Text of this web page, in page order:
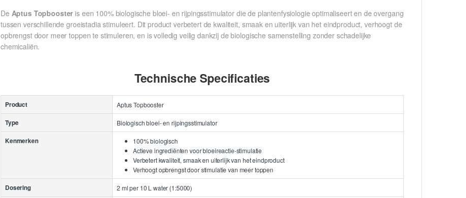
De Aptus Topbooster is een 100% biologische bloei- en rijpingsstimulator die de plantenfysiologie optimaliseert en de overgang
tussen verschillende groeistadia stimuleert. Dit product verbetert de kwaliteit, smaak en uiterlijk van het eindproduct, verhoogt de
opbrengst door meer toppen te stimuleren, en is volledig veilig dankzij de biologische samenstelling zonder schadelijke
chemicaliën.
Technische Specificaties
Product Aptus Topbooster
Type Biologisch bloei- en rijpingsstimulator
Kenmerken
100% biologisch
Actieve ingrediënten voor bloeireactie-stimulatie
Verbetert kwaliteit, smaak en uiterlijk van het eindproduct
Verhoogt opbrengst door stimulatie van meer toppen
Dosering 2 ml per 10 L water (1:5000)